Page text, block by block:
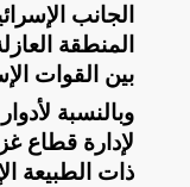
الجانب
المنطقة
بين القوات
وبالنسبة
لإدارة قطاع
ذات الطبيعة